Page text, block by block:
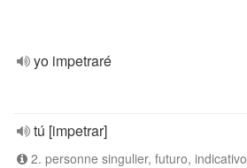
yo impetraré
tú [impetrar]
2. personne singulier, futuro, indicativo